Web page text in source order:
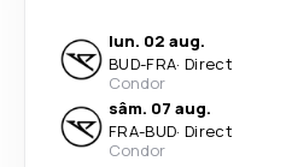
lun. 02 aug.
BUD-FRA· Direct
Condor
sâm. 07 aug.
FRA-BUD· Direct
Condor